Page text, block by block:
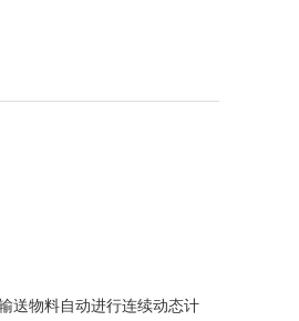
送物料自动进行连续动态计